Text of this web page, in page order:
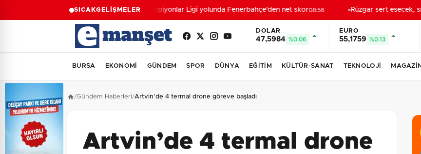
SICAKGELİŞMELERŞampiyonlar Ligi yolunda Fenerbahçe'den net skor08:56 Rüzgar sert esecek,
DOLAR
47,5984 %0.06
EURO
55,1759 %0.13
BURSA EKONOMİ GÜNDEM SPOR DÜNYA EĞİTİM KÜLTÜR-SANAT TEKNOLOJİ MAGAZİN
/Gündem Haberleri/Artvin’de 4 termal drone göreve başladı
Artvin’de 4 termal drone